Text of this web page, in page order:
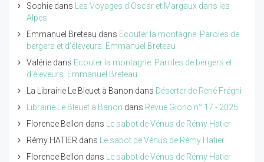
Sophie dans
Les Voyages d'Oscar et Margaux dans les
Alpes
Emmanuel Breteau dans Ecouter la montagne. Paroles de
bergers et d'éleveurs. Emmanuel Breteau
Valérie dans Ecouter la montagne. Paroles de bergers et
d'éleveurs. Emmanuel Breteau
La Librairie Le Bleuet à Banon dans Déserter de René Frégni
Librairie Le Bleuet à Banon dans Revue Giono n° 17 - 2025
Florence Bellon dans
Le sabot de Vénus de Rémy Hatier
Rémy HATIER dans
Le sabot de Vénus de Rémy Hatier
Florence Bellon dans
Le sabot de Vénus de Rémy Hatier